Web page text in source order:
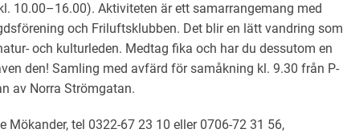
10.00–16.00). Aktiviteten är ett samarrangemang med
och Friluftsklubben. Det blir en lätt vandring som
och kulturleden. Medtag fika och har du dessutom en
den! Samling med avfärd för samåkning kl. 9.30 från P-
av Norra Strömgatan.
Mökander, tel 0322-67 23 10 eller 0706-72 31 56,